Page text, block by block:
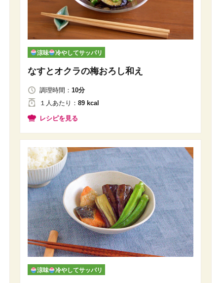
涼味 冷やしてサッパリ
なすとオクラの梅おろし和え
調理時間： 10分
１人 あたり ： 89 kcal
レシピを見る
涼味 冷やしてサッパリ